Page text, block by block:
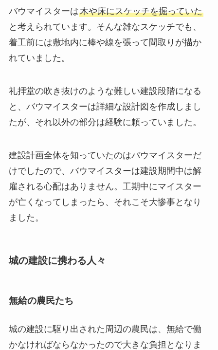
バウマイスターは木や床にスケッチを掘っていた
と考えられています。そんな雑なスケッチでも、
着工前には敷地内に棒や線を張って間取りが描か
れていました。
礼拝堂の吹き抜けのような難しい建設段階になる
と、バウマイスターは詳細な設計図を作成しまし
たが、それ以外の部分は経験に頼っていました。
建設計画全体を知っていたのはバウマイスターだ
けでしたので、バウマイスターは建設期間中は解
雇される心配はありません。工期中にマイスター
が亡くなってしまったら、それこそ大惨事となり
ました。
城の建設に携わる人々
無給の農民たち
城の建設に駆り出された周辺の農民は、無給で働
かなければならなかったので大きな負担となりま